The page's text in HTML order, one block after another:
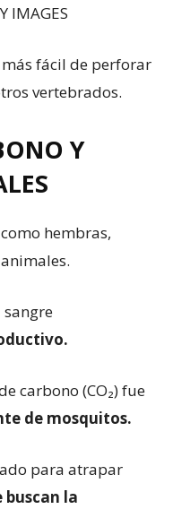
IMAGES
fácil de perforar
vertebrados.
Y
hembras,
sangre
carbono (CO₂) fue
de mosquitos.
para atrapar
la